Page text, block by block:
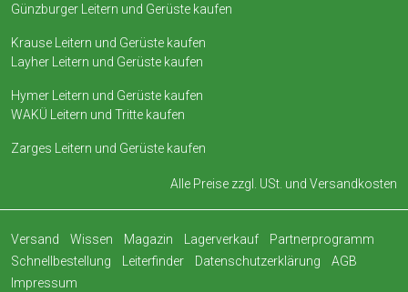
Günzburger Leitern und Gerüste kaufen
Krause Leitern und Gerüste kaufen
Layher Leitern und Gerüste kaufen
Hymer Leitern und Gerüste kaufen
WAKÜ Leitern und Tritte kaufen
Zarges Leitern und Gerüste kaufen
Alle Preise zzgl. USt. und Versandkosten
Versand Wissen Magazin Lagerverkauf
Partnerprogramm
Schnellbestellung
Leiterfinder Datenschutzerklärung
AGB
Impressum